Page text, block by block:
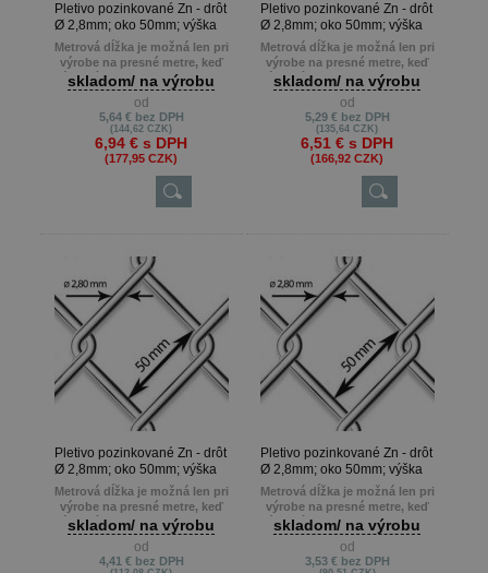
Pletivo pozinkované Zn - drôt
Ø 2,8mm; oko 50mm; výška
160cm
Metrová dĺžka je možná len pri
výrobe na presné metre, keď
zákazník potrebuje napr. 22m ,
13m atď.
Min. odber je 10 m.
skladom/ na výrobu
od
5,64 € bez DPH
(144,62 CZK)
6,94 € s DPH
(177,95 CZK)
Pletivo pozinkované Zn - drôt
Ø 2,8mm; oko 50mm; výška
150cm
Metrová dĺžka je možná len pri
výrobe na presné metre, keď
zákazník potrebuje napr. 22m ,
13m atď.
Min. odber je 10 m.
skladom/ na výrobu
od
5,29 € bez DPH
(135,64 CZK)
6,51 € s DPH
(166,92 CZK)
Pletivo pozinkované Zn - drôt
Ø 2,8mm; oko 50mm; výška
125cm
Metrová dĺžka je možná len pri
výrobe na presné metre, keď
zákazník potrebuje napr. 22m ,
13m atď.
Min. odber je 10 m.
skladom/ na výrobu
od
4,41 € bez DPH
Pletivo pozinkované Zn - drôt
Ø 2,8mm; oko 50mm; výška
100cm
Metrová dĺžka je možná len pri
výrobe na presné metre, keď
zákazník potrebuje napr. 22m ,
13m atď.
Min. odber je 10 m.
skladom/ na výrobu
od
3,53 € bez DPH